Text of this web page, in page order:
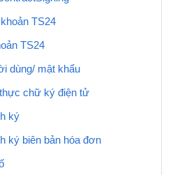
TS24
TS24
dùng/ mật khẩu
chữ ký điện tử
ký
ký biên bản hóa đơn